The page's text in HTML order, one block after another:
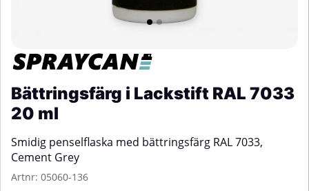
Bättringsfärg i Lackstift RAL 7033
20 ml
Smidig penselflaska med bättringsfärg RAL 7033,
Cement Grey
Artnr: 05060-136